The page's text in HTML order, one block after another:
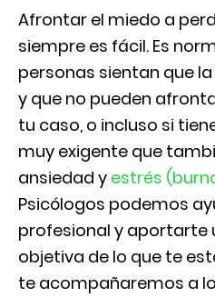
Afrontar el miedo a
siempre es fácil. Es
personas sientan que
y que no pueden
tu caso, o incluso si
muy exigente que
ansiedad y estrés
Psicólogos podemos
profesional y aportarte
objetiva de lo que te
te acompañaremos a